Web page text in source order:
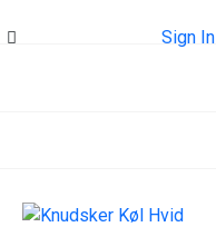
Sign In